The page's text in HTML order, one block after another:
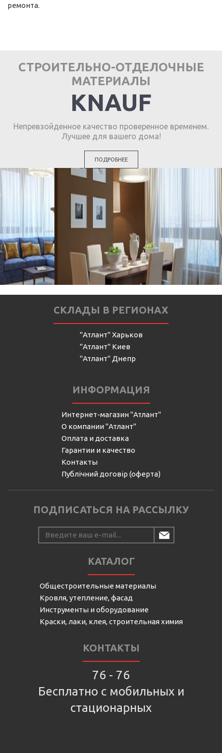
ремонта.
СТРОИТЕЛЬНО-ОТДЕЛОЧНЫЕ
МАТЕРИАЛЫ
KNAUF
Непревзойденное качество проверенное временем.
Лучшее для вашего дома!
ПОДРОБНЕЕ
СКЛАДЫ В РЕГИОНАХ
"Атлант" Харьков
"Атлант" Киев
"Атлант" Днепр
ИНФОРМАЦИЯ
Интернет-магазин "Атлант"
О компании "Атлант"
Оплата и доставка
Гарантии и качество
Контакты
Публічний договір (оферта)
ПОДПИСАТЬСЯ НА РАССЫЛКУ
КАТАЛОГ
Общестроительные материалы
Кровля, утепление, фасад
Инструменты и оборудование
Краски, лаки, клея, строительная химия
КОНТАКТЫ
76 - 76
Бесплатно с мобильных и
стационарных